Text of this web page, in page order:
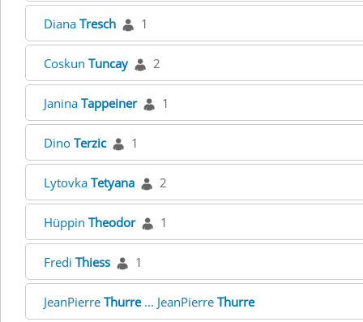
Diana Tresch 1
Coskun Tuncay 2
Janina Tappeiner 1
Dino Terzic 1
Lytovka Tetyana 2
Hüppin Theodor 1
Fredi Thiess 1
JeanPierre Thurre... JeanPierre Thurre